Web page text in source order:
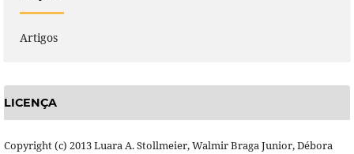
Artigos
LICENÇA
Copyright (c) 2013 Luara A. Stollmeier, Walmir Braga Junior, Débora